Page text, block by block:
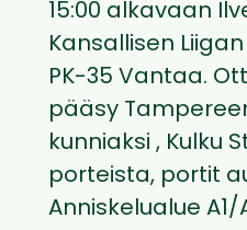
15:00 alkavaan
Kansallisen
PK-35 Vantaa.
pääsy
kunniaksi , Kulku
porteista, portit
Anniskelualue